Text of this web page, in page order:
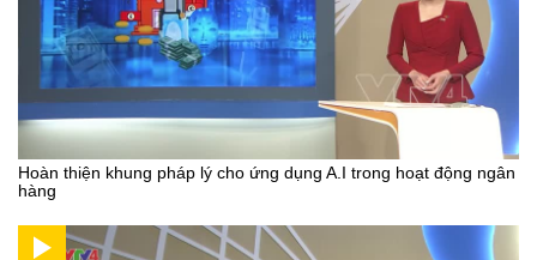
Hoàn thiện khung pháp lý cho ứng dụng A.I trong hoạt động ngân
hàng